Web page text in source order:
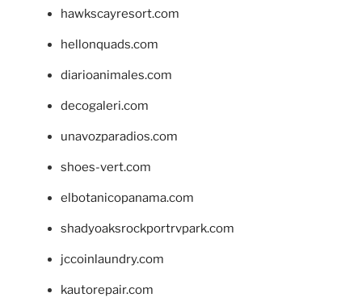
hawkscayresort.com
hellonquads.com
diarioanimales.com
decogaleri.com
unavozparadios.com
shoes-vert.com
elbotanicopanama.com
shadyoaksrockportrvpark.com
jccoinlaundry.com
kautorepair.com